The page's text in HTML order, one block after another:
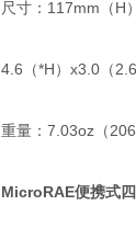
尺寸：117mm（H
4.6（*H）x3.0（
重量：7.03oz（
MicroRAE便携式